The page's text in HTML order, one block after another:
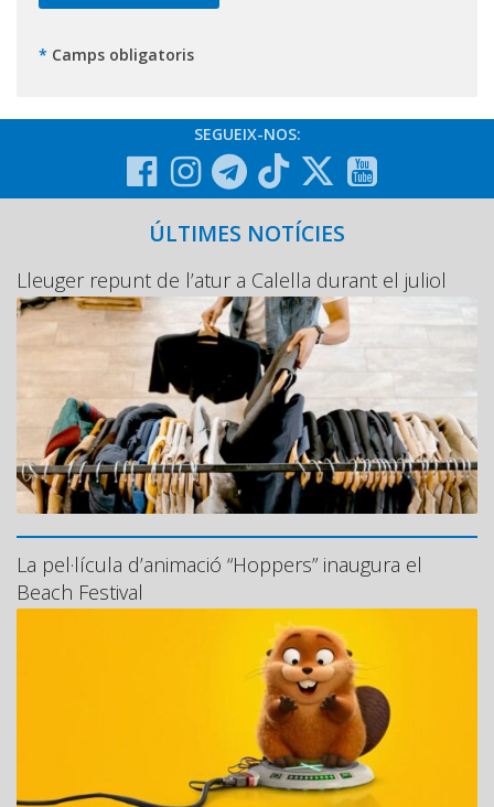
* Camps obligatoris
SEGUEIX-NOS:
ÚLTIMES NOTÍCIES
Lleuger repunt de l’atur a Calella durant el juliol
La pel·lícula d’animació “Hoppers” inaugura el
Beach Festival